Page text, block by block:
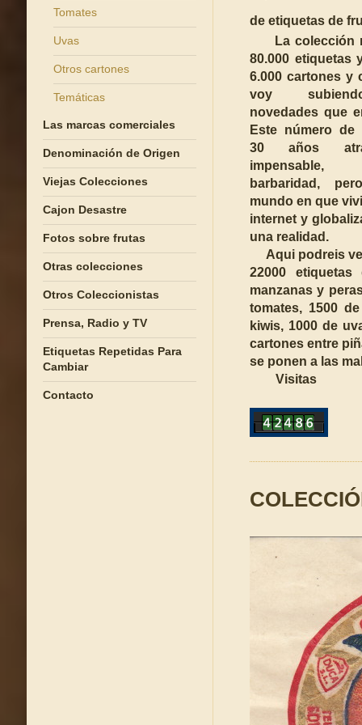
Tomates
Uvas
Otros cartones
Temáticas
Las marcas comerciales
Denominación de Origen
Viejas Colecciones
Cajon Desastre
Fotos sobre frutas
Otras colecciones
Otros Coleccionistas
Prensa, Radio y TV
Etiquetas Repetidas Para
Cambiar
Contacto
de etiquetas de
La colección
80.000 etiquetas
6.000 cartones y
voy
novedades que
Este número de
30 años
barbaridad,
mundo en que
internet y
una realidad.
Aqui podreis
22000
manzanas y
tomates, 1500
kiwis, 1000 de
cartones entre
se ponen a las
Visitas